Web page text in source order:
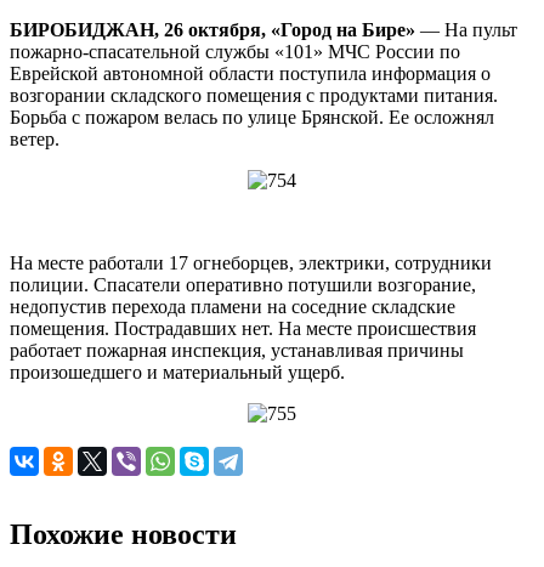
БИРОБИДЖАН, 26 октября, «Город на Бире» — На пульт
пожарно-спасательной службы «101» МЧС России по
Еврейской автономной области поступила информация о
возгорании складского помещения с продуктами питания.
Борьба с пожаром велась по улице Брянской. Ее осложнял
ветер.
На месте работали 17 огнеборцев, электрики, сотрудники
полиции. Спасатели оперативно потушили возгорание,
недопустив перехода пламени на соседние складские
помещения. Пострадавших нет. На месте происшествия
работает пожарная инспекция, устанавливая причины
произошедшего и материальный ущерб.
Похожие новости